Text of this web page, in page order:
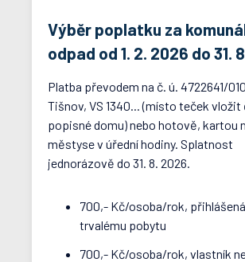
Výběr poplatku za
odpad od 1. 2. 2026 do 31.
Platba převodem na č. ú. 4722641/
Tišnov, VS 1340... (místo teček vložit
popisné domu) nebo hotově, kartou
městyse v úřední hodiny. Splatnost
jednorázově do 31. 8. 2026.
700,- Kč/osoba/rok,
trvalému pobytu
700,- Kč/osoba/rok, vlastník